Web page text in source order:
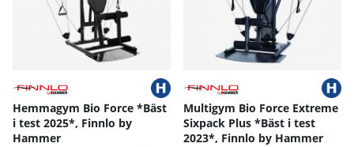
Hemmagym Bio Force *Bäst
i test 2025*, Finnlo by
Hammer
Multigym Bio Force Extreme
Sixpack Plus *Bäst i test
2023*, Finnlo by Hammer